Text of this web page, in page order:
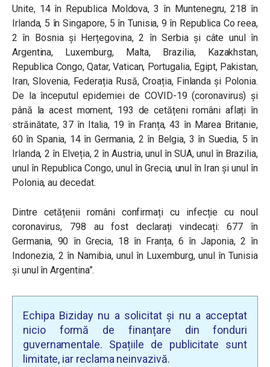
Unite, 14 în Republica Moldova, 3 în Muntenegru, 218 în
Irlanda, 5 în Singapore, 5 în Tunisia, 9 în Republica Co reea,
2 în Bosnia și Herțegovina, 2 în Serbia și câte unul în
Argentina, Luxemburg, Malta, Brazilia, Kazakhstan,
Republica Congo, Qatar, Vatican, Portugalia, Egipt, Pakistan,
Iran, Slovenia, Federația Rusă, Croația, Finlanda și Polonia.
De la începutul epidemiei de COVID-19 (coronavirus) și
până la acest moment, 193 de cetățeni români aflați în
străinătate, 37 în Italia, 19 în Franța, 43 în Marea Britanie,
60 în Spania, 14 în Germania, 2 în Belgia, 3 în Suedia, 5 în
Irlanda, 2 în Elveția, 2 în Austria, unul în SUA, unul în Brazilia,
unul în Republica Congo, unul în Grecia, unul în Iran și unul în
Polonia, au decedat.
Dintre cetățenii români confirmați cu infecție cu noul
coronavirus, 798 au fost declarați vindecați: 677 în
Germania, 90 în Grecia, 18 în Franța, 6 în Japonia, 2 în
Indonezia, 2 în Namibia, unul în Luxemburg, unul în Tunisia
și unul în Argentina”.
Echipa Biziday nu a solicitat și nu a acceptat
nicio formă de finanțare din fonduri
guvernamentale. Spațiile de publicitate sunt
limitate, iar reclama neinvazivă.